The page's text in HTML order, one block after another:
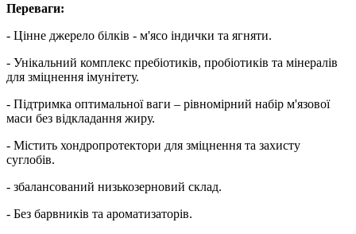
Переваги:
- Цінне джерело білків - м'ясо індички та ягняти.
- Унікальний комплекс пребіотиків, пробіотиків та мінералів
для зміцнення імунітету.
- Підтримка оптимальної ваги – рівномірний набір м'язової
маси без відкладання жиру.
- Містить хондропротектори для зміцнення та захисту
суглобів.
- збалансований низькозерновий склад.
- Без барвників та ароматизаторів.